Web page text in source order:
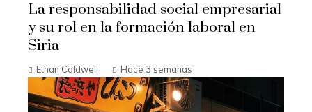
La responsabilidad social empresarial
y su rol en la formación laboral en
Siria
Ethan Caldwell Hace 3 semanas